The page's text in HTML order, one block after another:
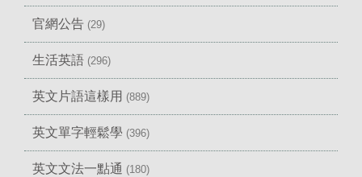
官網公告 (29)
生活英語 (296)
英文片語這樣用 (889)
英文單字輕鬆學 (396)
英文文法一點通 (180)